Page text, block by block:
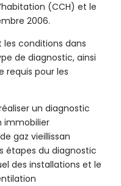
(CCH) et le
2006.
conditions dans
de diagnostic, ainsi
requis pour les
un diagnostic
immobilier
gaz vieillissan
étapes du diagnostic
des installations et le